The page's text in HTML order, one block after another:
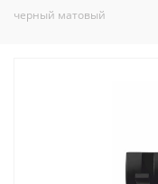
черный матовый